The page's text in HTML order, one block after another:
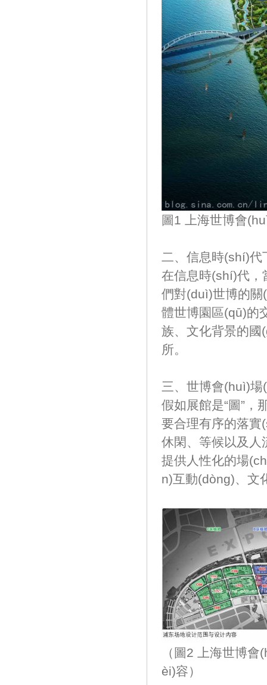
圖1 上海世博會
二、信息時(shí)代
在信息時(shí)代
們對(duì)世博的
體世博園區(qū)的
族、文化背景
所。
三、世博會
假如展館是“圖
要合理有序的落實
休閑、等候以
提供人性化的場
n)互動(dòng)、文
（圖2 上海世博
èi)容）